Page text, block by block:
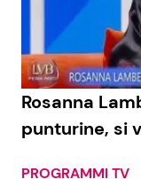
Economia
Persone
Rosanna
punturine, si
PROGRAMMI TV